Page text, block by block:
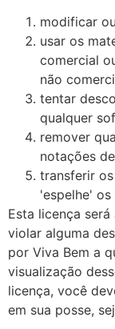
modificar
usar os
comercial
não
tentar
qualquer
remover
notações
transferir
'espelhe'
Esta licença
violar alguma
por Viva Bem a
visualização
licença, você
em sua posse,